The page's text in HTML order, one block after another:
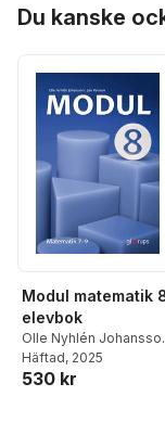
Du kanske
Modul matematik
elevbok
Olle Nyhlén
Jan Persson
Häftad, 2025
530 kr